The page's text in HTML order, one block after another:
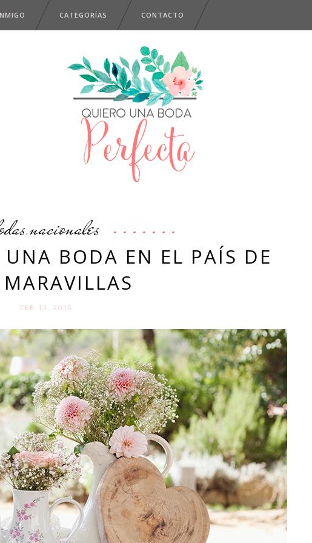
CATEGORÍAS CONTACTO
,nacionales
BODA EN EL PAÍS DE
FEB 12. 2015